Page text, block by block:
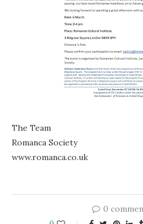
The Team
Romanca Society
www.romanca.co.uk
0